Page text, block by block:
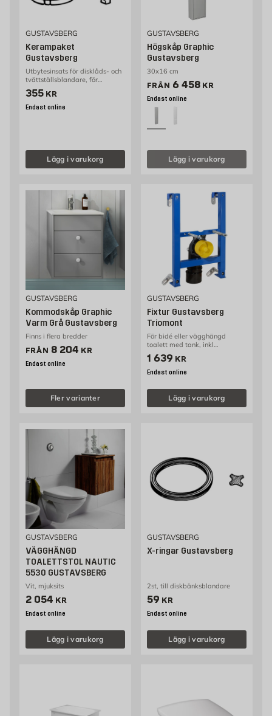
GUSTAVSBERG
Kerampaket
Gustavsberg
Utbytesinsats för disklåds- och
tvättställsblandare, för
ettgreppsblandare
Pris 355 kr
355 KR
Endast online
Lägg i varukorg
GUSTAVSBERG
Högskåp Graphic
Gustavsberg
30x16 cm
FRÅN Pris 5521 kr
6 458 KR
Endast online
Lägg i varukorg
GUSTAVSBERG
Kommodskåp Graphic
Varm Grå Gustavsberg
Finns i flera bredder
FRÅN Pris 8204 kr
8 204 KR
Endast online
Fler varianter
GUSTAVSBERG
Fixtur Gustavsberg
Triomont
För bidé eller vägghängd
toalett med tank, inkl
monteringsdetaljer
Pris 1639 kr
1 639 KR
Endast online
Lägg i varukorg
GUSTAVSBERG
VÄGGHÄNGD
TOALETTSTOL NAUTIC
5530 GUSTAVSBERG
Vit, mjuksits
Pris 2054 kr
2 054 KR
Endast online
Lägg i varukorg
GUSTAVSBERG
X-ringar Gustavsberg
2st, till diskbänksblandare
Pris 59 kr
59 KR
Endast online
Lägg i varukorg